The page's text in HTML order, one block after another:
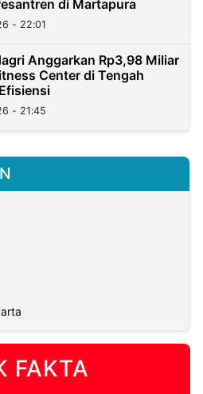
di Martapura
- 22:01
Anggarkan Rp3,98 Miliar
Center di Tengah
- 21:45
FAKTA